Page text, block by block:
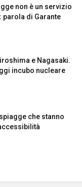
non è un servizio
parola di Garante
e Nagasaki.
incubo nucleare
che stanno